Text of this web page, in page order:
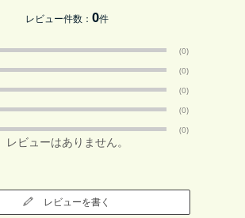
レビュー件数：0件
(0)
(0)
(0)
(0)
(0)
レビューはありません。
レビューを書く